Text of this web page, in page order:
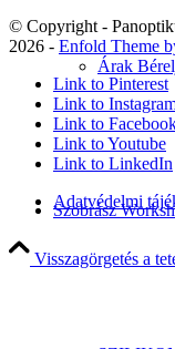
Árak
Szobrász
© Copyright -
2026 - Enfold Theme
Link to Pinterest
Link to
Link to
Link to Youtube
Link to LinkedIn
Adatvédelmi
Visszagörgetés a